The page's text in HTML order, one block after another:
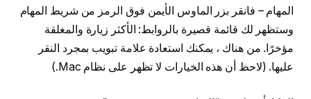
المهام – فانقر بزر الماوس الأيمن فوق الرمز من شريط المهام
وستظهر لك قائمة قصيرة بالروابط: الأكثر زيارة والمغلقة
مؤخرًا. من هناك ، يمكنك استعادة علامة تبويب بمجرد النقر
عليها. (لاحظ أن هذه الخيارات لا تظهر على نظام Mac.)